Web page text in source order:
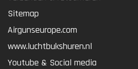
Sitemap
Airgunseurope.com
www.luchtbukshuren.nl
Youtube & Social media